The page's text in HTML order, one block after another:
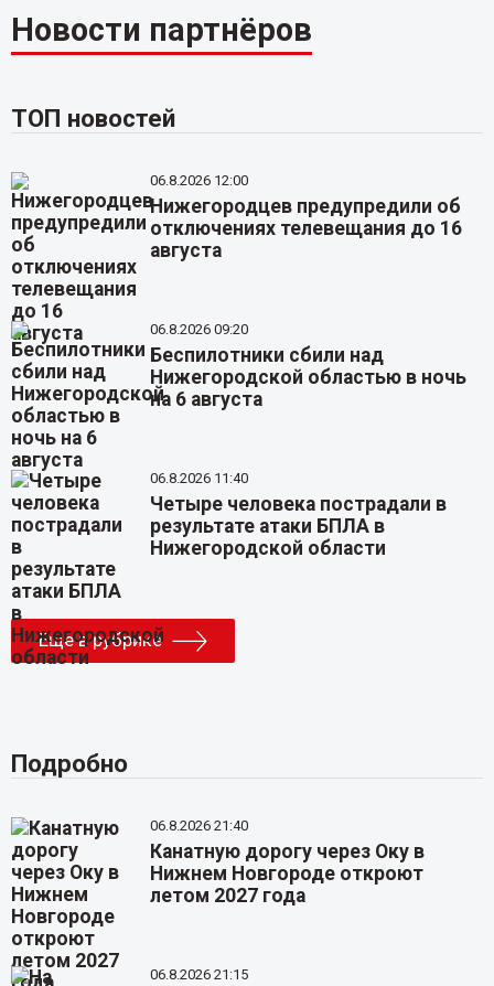
Новости партнёров
ТОП новостей
06.8.2026 12:00
Нижегородцев предупредили об
отключениях телевещания до 16
августа
06.8.2026 09:20
Беспилотники сбили над
Нижегородской областью в ночь
на 6 августа
06.8.2026 11:40
Четыре человека пострадали в
результате атаки БПЛА в
Нижегородской области
Еще в рубрике
Подробно
06.8.2026 21:40
Канатную дорогу через Оку в
Нижнем Новгороде откроют
летом 2027 года
06.8.2026 21:15